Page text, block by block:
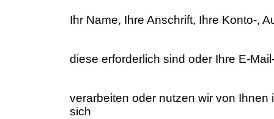
Ihr Name, Ihre Anschrift, Ihre Konto-,
diese erforderlich sind oder Ihre E-
verarbeiten oder nutzen wir von
sich